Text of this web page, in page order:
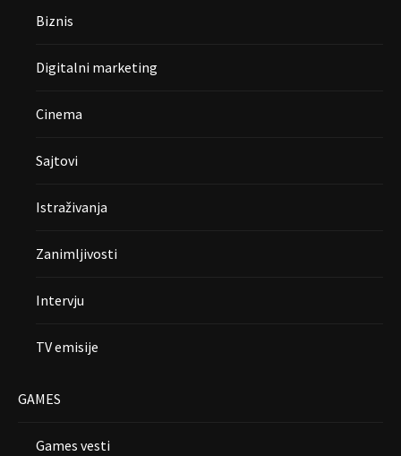
Biznis
Digitalni marketing
Cinema
Sajtovi
Istraživanja
Zanimljivosti
Intervju
TV emisije
GAMES
Games vesti